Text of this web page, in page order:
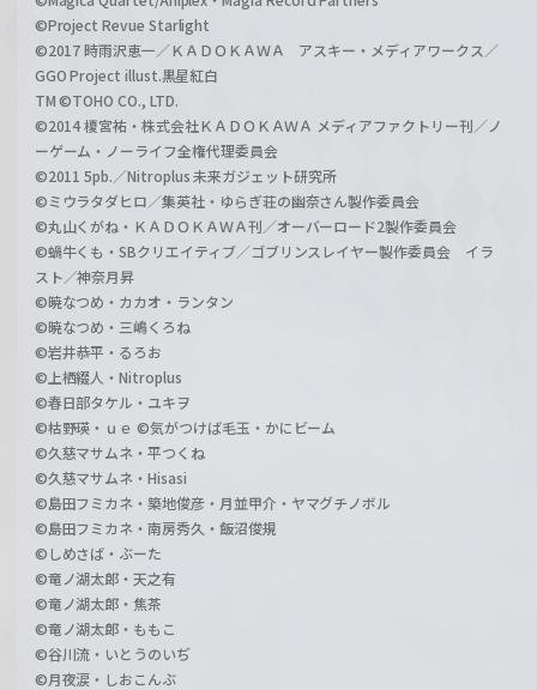
©Project Revue Starlight
©2017 時雨沢恵一／ＫＡＤＯＫＡＷＡ アスキー・メディアワークス／
GGO Project illust.黒星紅白
TM ©TOHO CO., LTD.
©2014 榎宮祐・株式会社ＫＡＤＯＫＡＷＡ メディアファクトリー刊／ノ
ーゲーム・ノーライフ全権代理委員会
©2011 5pb.／Nitroplus 未来ガジェット研究所
©ミウラタダヒロ／集英社・ゆらぎ荘の幽奈さん製作委員会
©丸山くがね・ＫＡＤＯＫＡＷＡ刊／オーバーロード2製作委員会
©蝸牛くも・SBクリエイティブ／ゴブリンスレイヤー製作委員会 イラ
スト／神奈月昇
©暁なつめ・カカオ・ランタン
©暁なつめ・三嶋くろね
©岩井恭平・るろお
©上栖綴人・Nitroplus
©春日部タケル・ユキヲ
©枯野瑛・ｕｅ ©気がつけば毛玉・かにビーム
©久慈マサムネ・平つくね
©久慈マサムネ・Hisasi
©島田フミカネ・築地俊彦・月並甲介・ヤマグチノボル
©島田フミカネ・南房秀久・飯沼俊規
©しめさば・ぶーた
©竜ノ湖太郎・天之有
©竜ノ湖太郎・焦茶
©竜ノ湖太郎・ももこ
©谷川流・いとうのいぢ
©月夜涙・しおこんぶ